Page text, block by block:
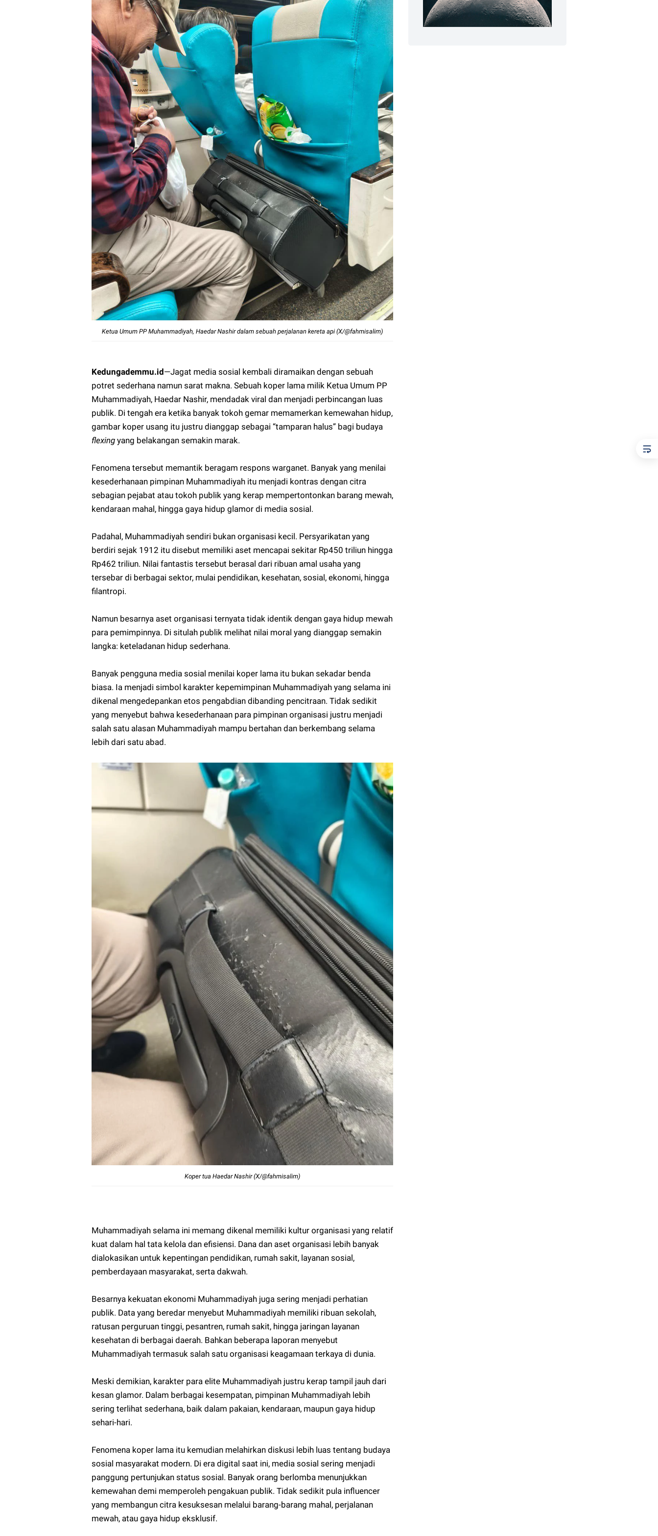
Ketua Umum PP Muhammadiyah, Haedar Nashir dalam sebuah perjalanan kereta api (X/@fahmisalim)
Kedungademmu.id—Jagat media sosial kembali diramaikan dengan sebuah
potret sederhana namun sarat makna. Sebuah koper lama milik Ketua Umum PP
Muhammadiyah, Haedar Nashir, mendadak viral dan menjadi perbincangan luas
publik. Di tengah era ketika banyak tokoh gemar memamerkan kemewahan hidup,
gambar koper usang itu justru dianggap sebagai “tamparan halus” bagi budaya
flexing yang belakangan semakin marak.
Fenomena tersebut memantik beragam respons warganet. Banyak yang menilai
kesederhanaan pimpinan Muhammadiyah itu menjadi kontras dengan citra
sebagian pejabat atau tokoh publik yang kerap mempertontonkan barang mewah,
kendaraan mahal, hingga gaya hidup glamor di media sosial.
Padahal, Muhammadiyah sendiri bukan organisasi kecil. Persyarikatan yang
berdiri sejak 1912 itu disebut memiliki aset mencapai sekitar Rp450 triliun hingga
Rp462 triliun. Nilai fantastis tersebut berasal dari ribuan amal usaha yang
tersebar di berbagai sektor, mulai pendidikan, kesehatan, sosial, ekonomi, hingga
filantropi.
Namun besarnya aset organisasi ternyata tidak identik dengan gaya hidup mewah
para pemimpinnya. Di situlah publik melihat nilai moral yang dianggap semakin
langka: keteladanan hidup sederhana.
Banyak pengguna media sosial menilai koper lama itu bukan sekadar benda
biasa. Ia menjadi simbol karakter kepemimpinan Muhammadiyah yang selama ini
dikenal mengedepankan etos pengabdian dibanding pencitraan. Tidak sedikit
yang menyebut bahwa kesederhanaan para pimpinan organisasi justru menjadi
salah satu alasan Muhammadiyah mampu bertahan dan berkembang selama
lebih dari satu abad.
Koper tua Haedar Nashir (X/@fahmisalim)
Muhammadiyah selama ini memang dikenal memiliki kultur organisasi yang relatif
kuat dalam hal tata kelola dan efisiensi. Dana dan aset organisasi lebih banyak
dialokasikan untuk kepentingan pendidikan, rumah sakit, layanan sosial,
pemberdayaan masyarakat, serta dakwah.
Besarnya kekuatan ekonomi Muhammadiyah juga sering menjadi perhatian
publik. Data yang beredar menyebut Muhammadiyah memiliki ribuan sekolah,
ratusan perguruan tinggi, pesantren, rumah sakit, hingga jaringan layanan
kesehatan di berbagai daerah. Bahkan beberapa laporan menyebut
Muhammadiyah termasuk salah satu organisasi keagamaan terkaya di dunia.
Meski demikian, karakter para elite Muhammadiyah justru kerap tampil jauh dari
kesan glamor. Dalam berbagai kesempatan, pimpinan Muhammadiyah lebih
sering terlihat sederhana, baik dalam pakaian, kendaraan, maupun gaya hidup
sehari-hari.
Fenomena koper lama itu kemudian melahirkan diskusi lebih luas tentang budaya
sosial masyarakat modern. Di era digital saat ini, media sosial sering menjadi
panggung pertunjukan status sosial. Banyak orang berlomba menunjukkan
kemewahan demi memperoleh pengakuan publik. Tidak sedikit pula influencer
yang membangun citra kesuksesan melalui barang-barang mahal, perjalanan
mewah, atau gaya hidup eksklusif.